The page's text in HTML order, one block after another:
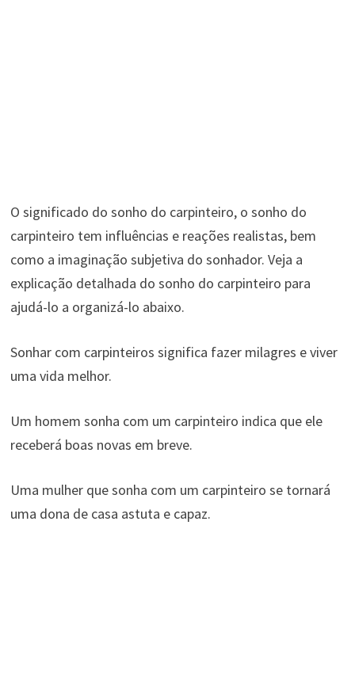
O significado do sonho do carpinteiro, o sonho do
carpinteiro tem influências e reações realistas, bem
como a imaginação subjetiva do sonhador. Veja a
explicação detalhada do sonho do carpinteiro para
ajudá-lo a organizá-lo abaixo.
Sonhar com carpinteiros significa fazer milagres e viver
uma vida melhor.
Um homem sonha com um carpinteiro indica que ele
receberá boas novas em breve.
Uma mulher que sonha com um carpinteiro se tornará
uma dona de casa astuta e capaz.